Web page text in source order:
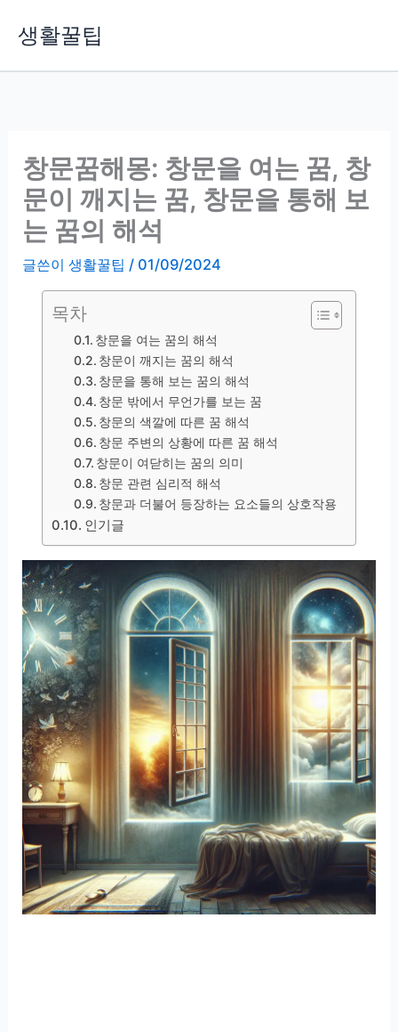
생활꿀팁
창문꿈해몽: 창문을 여는 꿈, 창
문이 깨지는 꿈, 창문을 통해 보
는 꿈의 해석
글쓴이생활꿀팁 / 01/09/2024
목차
창문을 여는 꿈의 해석
창문이 깨지는 꿈의 해석
창문을 통해 보는 꿈의 해석
창문 밖에서 무언가를 보는 꿈
창문의 색깔에 따른 꿈 해석
창문 주변의 상황에 따른 꿈 해석
창문이 여닫히는 꿈의 의미
창문 관련 심리적 해석
창문과 더불어 등장하는 요소들의 상호작용
인기글